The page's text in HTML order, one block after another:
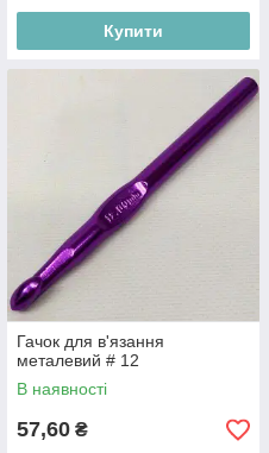
Купити
Гачок для в'язання
металевий # 12
В наявності
57,60 ₴